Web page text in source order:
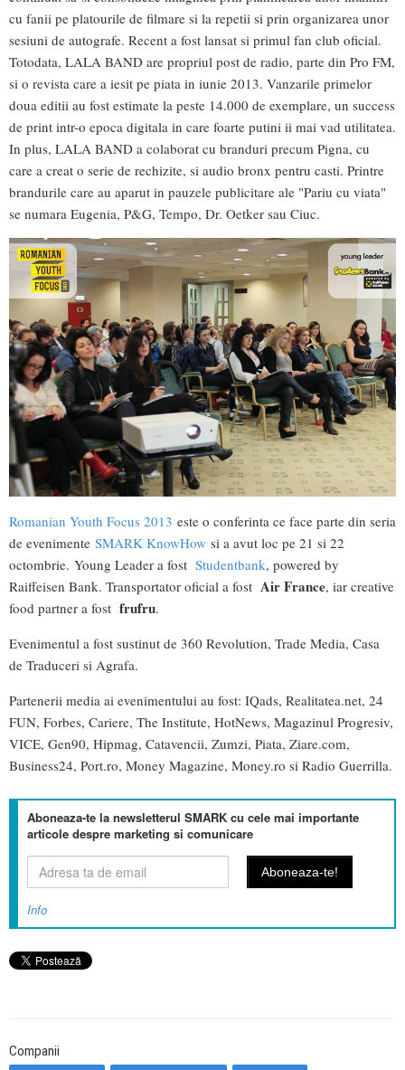
cu fanii pe platourile de filmare si la repetii si prin organizarea unor
sesiuni de autografe. Recent a fost lansat si primul fan club oficial.
Totodata, LALA BAND are propriul post de radio, parte din Pro FM,
si o revista care a iesit pe piata in iunie 2013. Vanzarile primelor
doua editii au fost estimate la peste 14.000 de exemplare, un success
de print intr-o epoca digitala in care foarte putini ii mai vad utilitatea.
In plus, LALA BAND a colaborat cu branduri precum Pigna, cu
care a creat o serie de rechizite, si audio bronx pentru casti. Printre
brandurile care au aparut in pauzele publicitare ale "Pariu cu viata"
se numara Eugenia, P&G, Tempo, Dr. Oetker sau Ciuc.
Romanian Youth Focus 2013 este o conferinta ce face parte din seria
de evenimente SMARK KnowHow si a avut loc pe 21 si 22
octombrie. Young Leader a fost Studentbank, powered by
Raiffeisen Bank. Transportator oficial a fost Air France, iar creative
food partner a fost frufru.
Evenimentul a fost sustinut de 360 Revolution, Trade Media, Casa
de Traduceri si Agrafa.
Partenerii media ai evenimentului au fost: IQads, Realitatea.net, 24
FUN, Forbes, Cariere, The Institute, HotNews, Magazinul Progresiv,
VICE, Gen90, Hipmag, Catavencii, Zumzi, Piata, Ziare.com,
Business24, Port.ro, Money Magazine, Money.ro si Radio Guerrilla.
Aboneaza-te la newsletterul SMARK cu cele mai importante
articole despre marketing si comunicare
Info
Companii